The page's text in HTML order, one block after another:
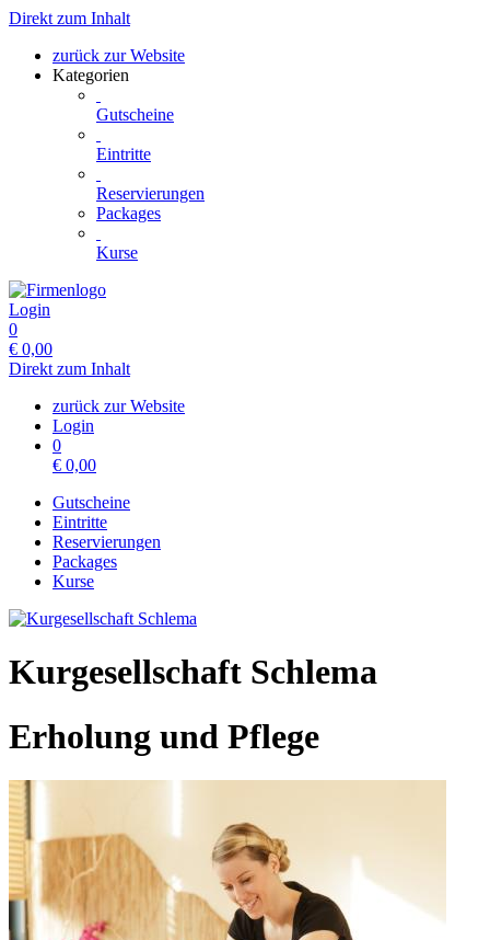
Direkt zum Inhalt
zurück zur Website
Kategorien
Gutscheine
Eintritte
Reservierungen
Packages
Kurse
Login
0
€ 0,00
Direkt zum Inhalt
zurück zur Website
Login
0
€ 0,00
Gutscheine
Eintritte
Reservierungen
Packages
Kurse
Kurgesellschaft Schlema
Erholung und Pflege